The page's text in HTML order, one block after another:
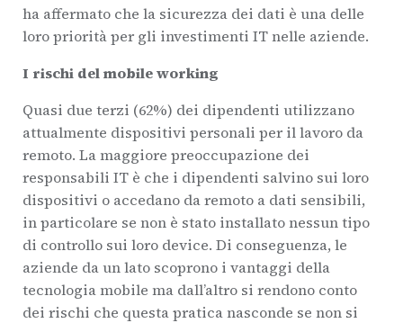
ha affermato che la sicurezza dei dati è una delle
loro priorità per gli investimenti IT nelle aziende.
I rischi del mobile working
Quasi due terzi (62%) dei dipendenti utilizzano
attualmente dispositivi personali per il lavoro da
remoto. La maggiore preoccupazione dei
responsabili IT è che i dipendenti salvino sui loro
dispositivi o accedano da remoto a dati sensibili,
in particolare se non è stato installato nessun tipo
di controllo sui loro device. Di conseguenza, le
aziende da un lato scoprono i vantaggi della
tecnologia mobile ma dall’altro si rendono conto
dei rischi che questa pratica nasconde se non si